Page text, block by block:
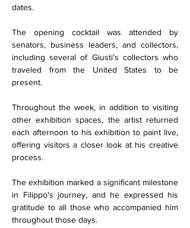
dates.
The opening cocktail was attended by
senators, business leaders, and collectors,
including several of Giusti’s collectors who
traveled from the United States to be
present.
Throughout the week, in addition to visiting
other exhibition spaces, the artist returned
each afternoon to his exhibition to paint live,
offering visitors a closer look at his creative
process.
The exhibition marked a significant milestone
in Filippo's journey, and he expressed his
gratitude to all those who accompanied him
throughout those days.